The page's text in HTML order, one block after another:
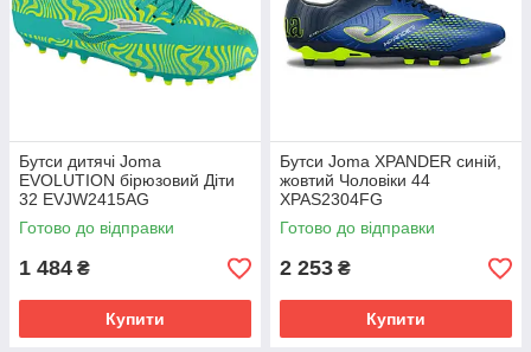
Бутси дитячі Joma
EVOLUTION бірюзовий Діти
32 EVJW2415AG
Готово до відправки
1 484 ₴
Купити
Бутси Joma XPANDER синій,
жовтий Чоловіки 44
XPAS2304FG
Готово до відправки
2 253 ₴
Купити